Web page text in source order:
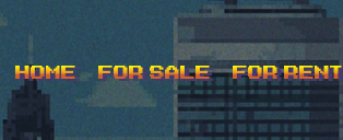
HOME FOR SALE FOR RENT